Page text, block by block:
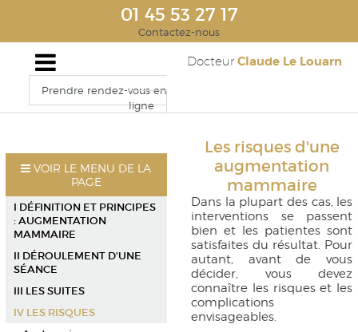
01 45 53 27 17
Contactez-nous
Docteur Claude Le Louarn
Prendre rendez-vous en
ligne
Les risques d'une
augmentation
mammaire
Dans la plupart des cas, les
interventions se passent
bien et les patientes sont
satisfaites du résultat. Pour
autant, avant de vous
décider, vous devez
connaître les risques et les
complications
envisageables.
VOIR LE MENU DE LA
PAGE
I DÉFINITION ET PRINCIPES
: AUGMENTATION
MAMMAIRE
II DÉROULEMENT D'UNE
SÉANCE
III LES SUITES
IV LES RISQUES